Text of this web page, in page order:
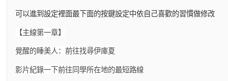
可以進到設定裡面最下面的按鍵設定中依自己喜歡的習慣做修改
【主線第一章】
覺醒的睡美人：前往找尋伊庫夏
影片紀錄一下前往同學所在地的最短路線